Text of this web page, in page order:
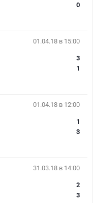
0
01.04.18 в 15:00
3
1
01.04.18 в 12:00
1
3
31.03.18 в 14:00
2
3